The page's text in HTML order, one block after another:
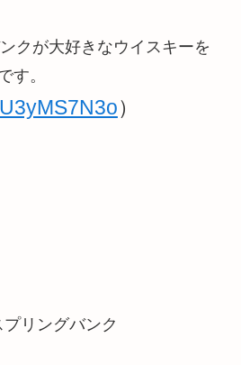
クが大好きなウイスキーを
す。
）
プリングバンク